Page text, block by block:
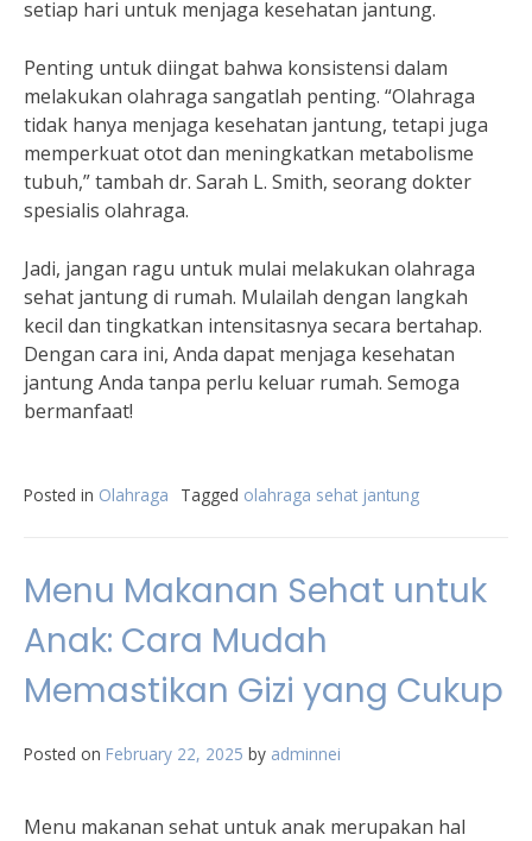
setiap hari untuk menjaga kesehatan jantung.
Penting untuk diingat bahwa konsistensi dalam
melakukan olahraga sangatlah penting. “Olahraga
tidak hanya menjaga kesehatan jantung, tetapi juga
memperkuat otot dan meningkatkan metabolisme
tubuh,” tambah dr. Sarah L. Smith, seorang dokter
spesialis olahraga.
Jadi, jangan ragu untuk mulai melakukan olahraga
sehat jantung di rumah. Mulailah dengan langkah
kecil dan tingkatkan intensitasnya secara bertahap.
Dengan cara ini, Anda dapat menjaga kesehatan
jantung Anda tanpa perlu keluar rumah. Semoga
bermanfaat!
Posted in Olahraga Tagged olahraga sehat jantung
Menu Makanan Sehat untuk
Anak: Cara Mudah
Memastikan Gizi yang Cukup
Posted on February 22, 2025 by adminnei
Menu makanan sehat untuk anak merupakan hal